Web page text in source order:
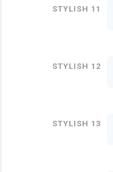
Stylish 11
Stylish 12
Stylish 13